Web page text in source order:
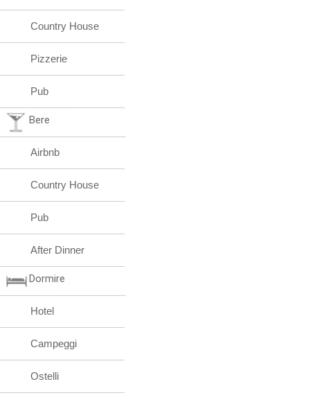
Country House
Pizzerie
Pub
Bere
Airbnb
Country House
Pub
After Dinner
Dormire
Hotel
Campeggi
Ostelli